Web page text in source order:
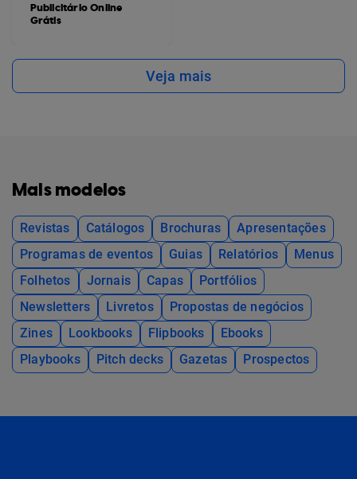
Publicitário Online
Grátis
Veja mais
Mais modelos
Revistas Catálogos Brochuras
Apresentações
Programas de eventos
Guias Relatórios
Menus
Folhetos
Jornais Capas
Portfólios
Newsletters
Livretos
Propostas de negócios
Zines
Lookbooks Flipbooks
Ebooks
Playbooks
Pitch decks Gazetas Prospectos